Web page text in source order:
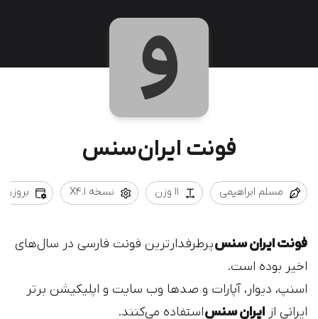
فونت ایران‌سنس
مسلم ابراهیمی ۱۱ وزن نسخه X4.1 بروزرسانی
فونت ایران سنسپرطرفدارترین فونت فارسی در سال‌های
اخیر بوده است.
اسنپ، دیوار، آپارات و صدها وب سایت و اپلیکیشن برتر
ایرانی از ایران سنساستفاده می‌کنند.